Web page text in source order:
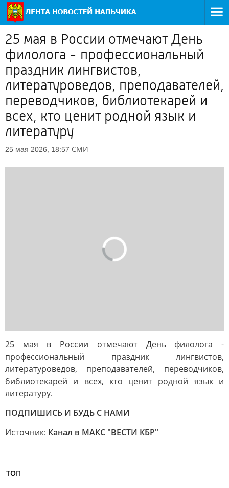
25 мая в России отмечают День
филолога - профессиональный
праздник лингвистов,
литературоведов, преподавателей,
переводчиков, библиотекарей и
всех, кто ценит родной язык и
литературу
25 мая 2026, 18:57 СМИ
25 мая в России отмечают День филолога -
профессиональный праздник лингвистов,
литературоведов, преподавателей, переводчиков,
библиотекарей и всех, кто ценит родной язык и
литературу.
ПОДПИШИСЬ И БУДЬ С НАМИ
Источник: Канал в МАКС "ВЕСТИ КБР"
ТОП